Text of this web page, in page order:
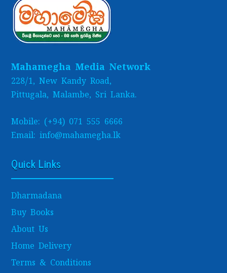
Mahamegha Media Network
228/1, New Kandy Road,
Pittugala, Malambe, Sri Lanka.
Mobile: (+94) 071 555 6666
Email: info@mahamegha.lk
Quick Links
Dharmadana
Buy Books
About Us
Home Delivery
Terms & Conditions